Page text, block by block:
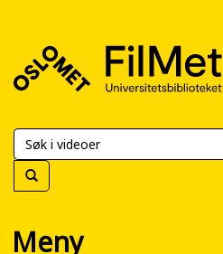
FilMet
Meny